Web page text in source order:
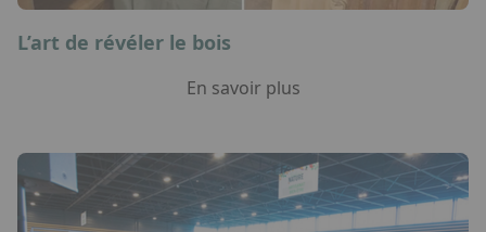
L’art de révéler le bois
En savoir plus